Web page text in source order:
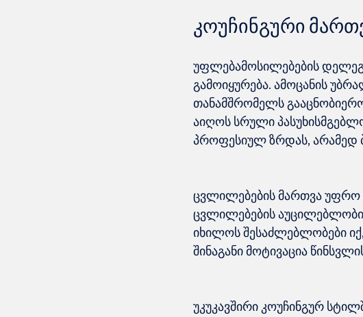
კოუჩინგური
უფლებამოსილებების
გამოიყურება. ამოცანის
თანამშრომელს
აიღოს სრული
ცვლილებების მართვა უფრო
ცვლილებების
იხილოს შესაძლებლობები
უკუკავშირი კოუჩინგურ